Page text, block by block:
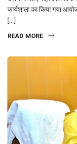
कार्यशाला का किया गया
[…]
READ MORE